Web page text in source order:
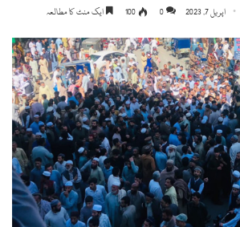
اپریل 7, 2023 0
100 ایک منٹ کا مطالعہ